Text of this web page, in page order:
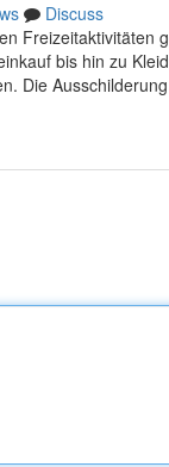
Discuss
bis hin zu
Die